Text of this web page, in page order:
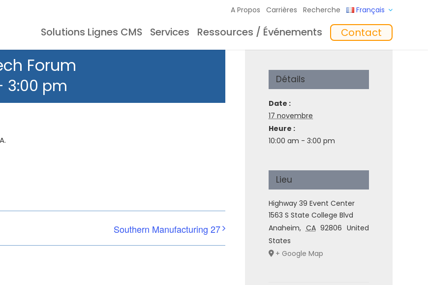
A Propos Carrières Recherche Français
Solutions Lignes CMS
Stockage CMS Logiciel Chargeurs
Services
Documentation Formation
Ressources / Événements
Témoignages ‘In the Mix’ Insights
Contact
Forum
3:00 pm
Southern Manufacturing 27
Détails
Date :
17 novembre
Heure :
10:00 am - 3:00 pm
Lieu
Highway 39 Event Center
1563 S State College Blvd
Anaheim, CA 92806 United
States
+ Google Map